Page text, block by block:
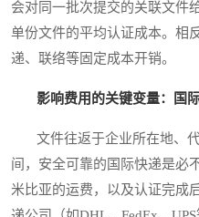
会对同一批次提交的关联文件
单份文件的平均认证成本。相
递、联络等固定成本开销。
影响费用的关键变量：国
文件往返于企业所在地、代
间，安全可靠的国际快递是必
米比亚的运费，以及认证完成